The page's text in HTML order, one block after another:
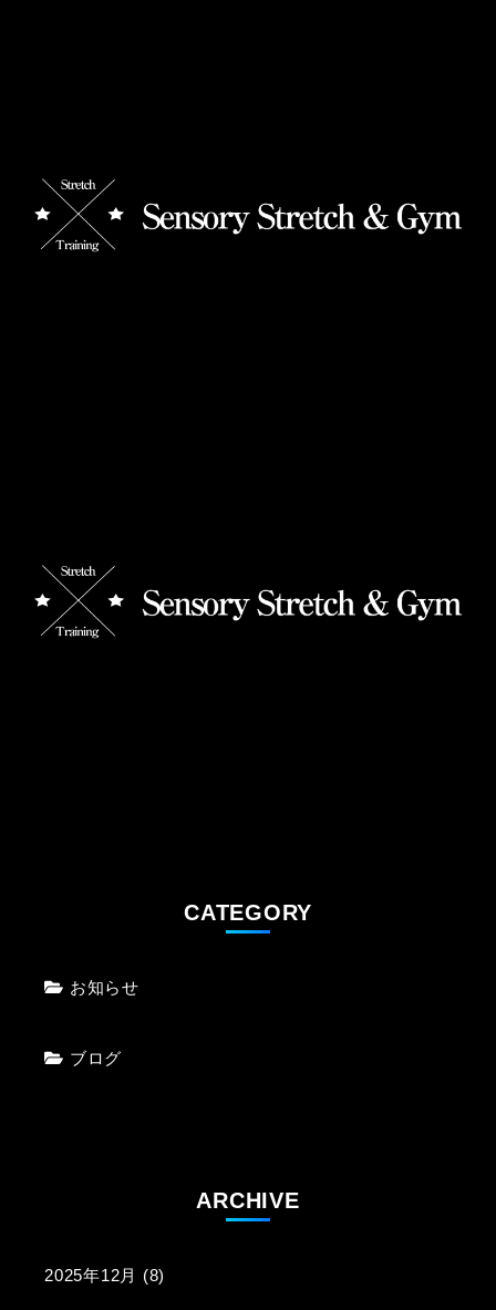
CATEGORY
お知らせ
ブログ
ARCHIVE
2025年12月 (8)